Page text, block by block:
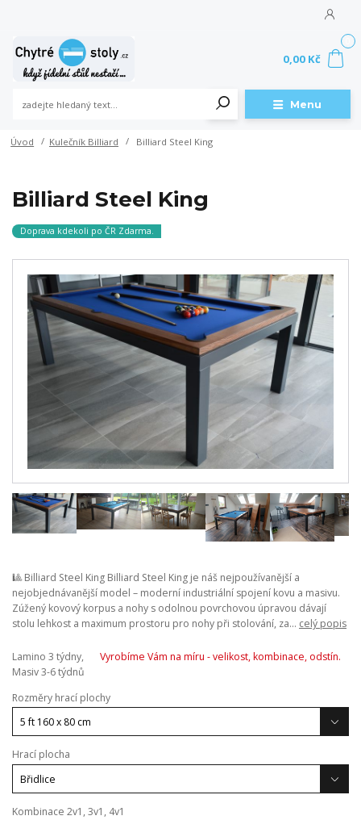
Menu
0,00 Kč
Úvod Kulečník Billiard Billiard Steel King
Billiard Steel King
Doprava kdekoli po ČR Zdarma.
🎱 Billiard Steel King Billiard Steel King je náš nejpoužívanější a
nejobjednávanější model – moderní industriální spojení kovu a masivu.
Zúžený kovový korpus a nohy s odolnou povrchovou úpravou dávají
stolu lehkost a maximum prostoru pro nohy při stolování, za... celý popis
Lamino 3 týdny,
Masiv 3-6 týdnů
Vyrobíme Vám na míru - velikost, kombinace, odstín.
Rozměry hrací plochy
Hrací plocha
Kombinace 2v1, 3v1, 4v1